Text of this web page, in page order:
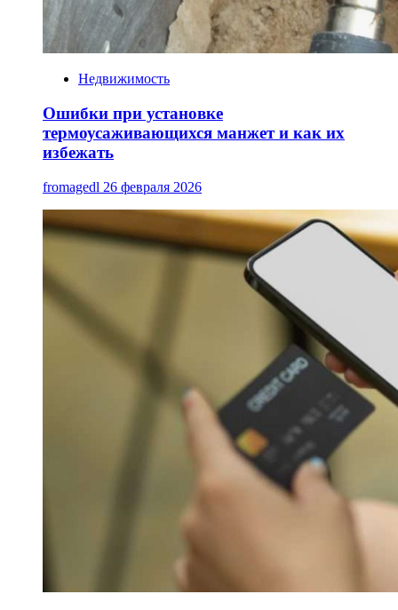
Недвижимость
Ошибки при установке
термоусаживающихся манжет и как их
избежать
fromagedl 26 февраля 2026